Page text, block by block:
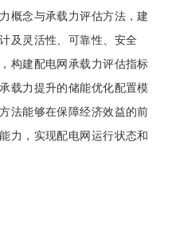
概念与承载力评估方法，建
及灵活性、可靠性、安全
构建配电网承载力评估指标
载力提升的储能优化配置模
法能够在保障经济效益的前
力，实现配电网运行状态和